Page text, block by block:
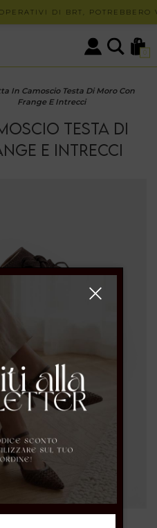
DI BRT,
0
In Camoscio Testa Di Moro Con
Frange E Intrecci
TESTA DI
E INTRECCI